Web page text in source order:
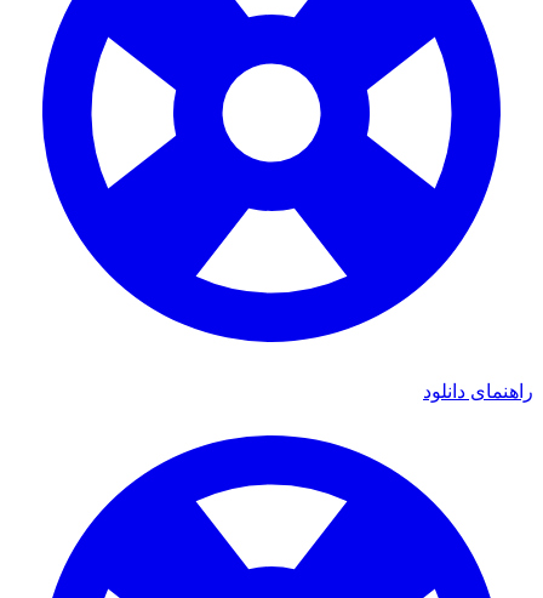
دانلود